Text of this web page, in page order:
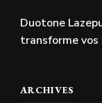
Duotone
transforme vos
ARCHIVES